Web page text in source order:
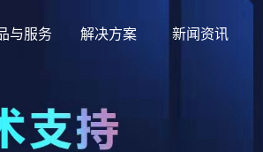
与服务 解决方案 新闻资讯